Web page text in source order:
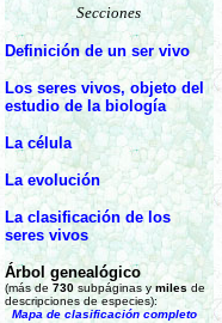
Secciones
Definición de un ser vivo
Los seres vivos, objeto del
estudio de la biología
La célula
La evolución
La clasificación de los
seres vivos
Árbol genealógico
(más de 730 subpáginas ymiles de
descripciones de especies):
Mapa de clasificación completo